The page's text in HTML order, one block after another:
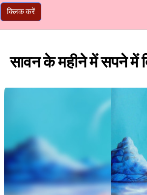
क्लिक करें
सावन के महीने में सपने में